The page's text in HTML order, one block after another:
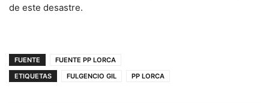
de este desastre.
FUENTE
FUENTE PP LORCA
ETIQUETAS
FULGENCIO GIL PP LORCA